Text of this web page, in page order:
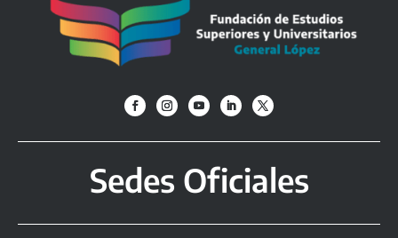
Sedes Oficiales